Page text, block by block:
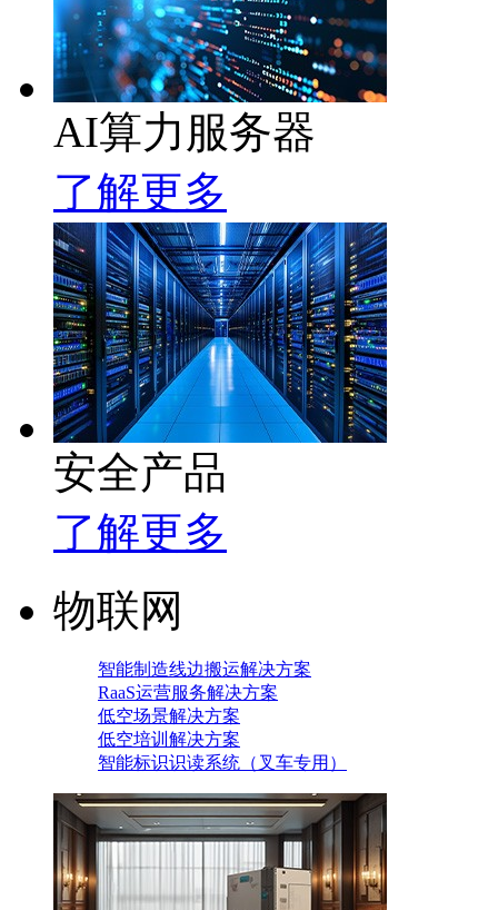
AI算力服务器
了解更多
安全产品
了解更多
物联网
智能制造线边搬运解决方案
RaaS运营服务解决方案
低空场景解决方案
低空培训解决方案
智能标识识读系统（叉车专用）